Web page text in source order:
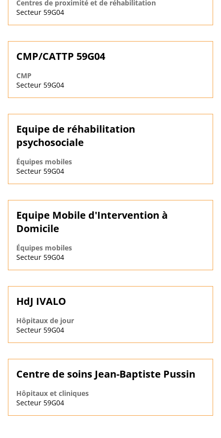
Centres de proximité et de réhabilitation
Secteur 59G04
CMP/CATTP 59G04
CMP
Secteur 59G04
Equipe de réhabilitation
psychosociale
Équipes mobiles
Secteur 59G04
Equipe Mobile d'Intervention à
Domicile
Équipes mobiles
Secteur 59G04
HdJ IVALO
Hôpitaux de jour
Secteur 59G04
Centre de soins Jean-Baptiste Pussin
Hôpitaux et cliniques
Secteur 59G04